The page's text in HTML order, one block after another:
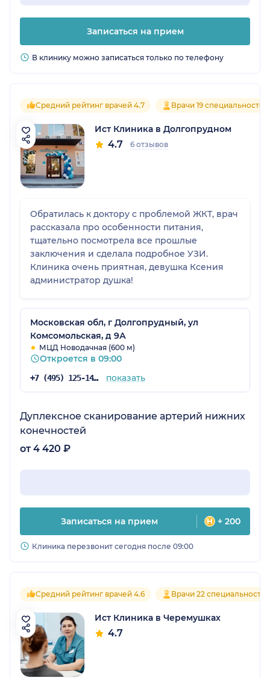
Записаться на прием
В клинику можно записаться только по телефону
Средний рейтинг врачей 4.7 Врачи 19 специальностей
Ист Клиника в Долгопрудном
4.7 6 отзывов
Обратилась к доктору с проблемой ЖКТ, врач
рассказала про особенности питания,
тщательно посмотрела все прошлые
заключения и сделала подробное УЗИ.
Клиника очень приятная, девушка Ксения
администратор душка!
Московская обл, г Долгопрудный, ул
Комсомольская, д 9А
МЦД Новодачная (600 м)
Откроется в 09:00
+7 (495) 125-14-89 показать
Дуплексное сканирование артерий нижних
конечностей
от 4 420 ₽
Записаться на прием + 200
Клиника перезвонит сегодня после 09:00
Средний рейтинг врачей 4.6 Врачи 22 специальностей
Ист Клиника в Черемушках
4.7